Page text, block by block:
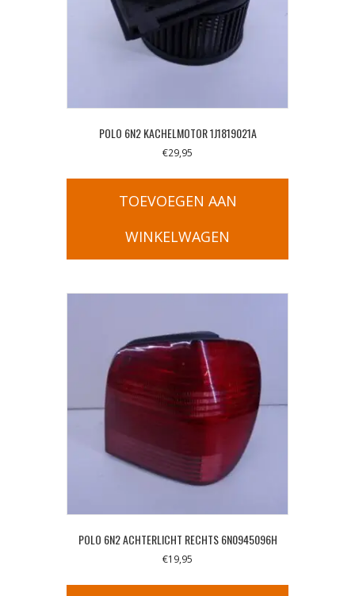
POLO 6N2 KACHELMOTOR 1J1819021A
€29,95
TOEVOEGEN AAN
WINKELWAGEN
POLO 6N2 ACHTERLICHT RECHTS 6N0945096H
€19,95